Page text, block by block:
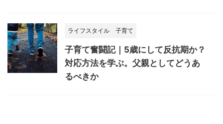
ライフスタイル 子育て
子育て奮闘記｜5歳にして反抗期か？
対応方法を学ぶ。父親としてどうあ
るべきか